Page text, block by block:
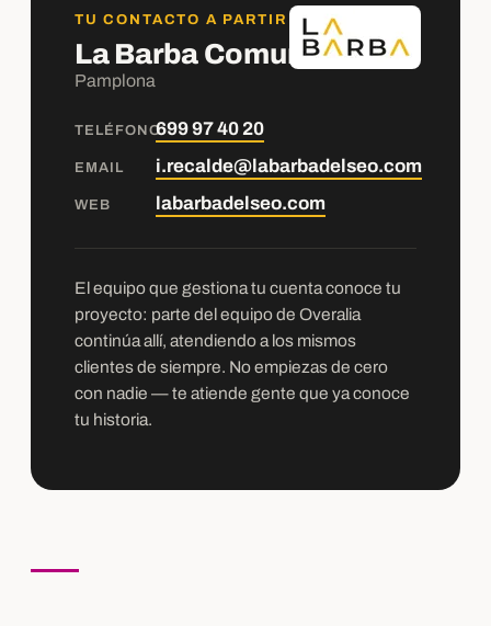
TU CONTACTO A PARTIR DE AHORA
La Barba Comunicación
Pamplona
TELÉFONO699 97 40 20
EMAIL i.recalde@labarbadelseo.com
WEB labarbadelseo.com
El equipo que gestiona tu cuenta conoce tu
proyecto: parte del equipo de Overalia
continúa allí, atendiendo a los mismos
clientes de siempre. No empiezas de cero
con nadie — te atiende gente que ya conoce
tu historia.